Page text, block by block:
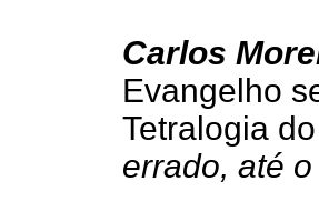
Carlos
Evangelho
Tetralogia
errado, até